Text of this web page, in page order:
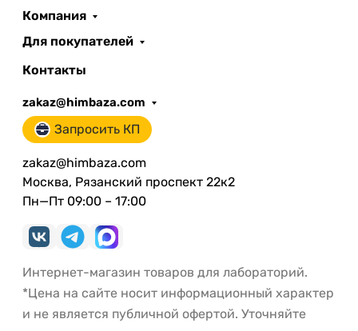
Компания
Для покупателей
Контакты
zakaz@himbaza.com
Запросить КП
zakaz@himbaza.com
Москва, Рязанский проспект 22к2
Пн—Пт 09:00 – 17:00
Интернет-магазин товаров для лабораторий.
*Цена на сайте носит информационный характер
и не является публичной офертой. Уточняйте